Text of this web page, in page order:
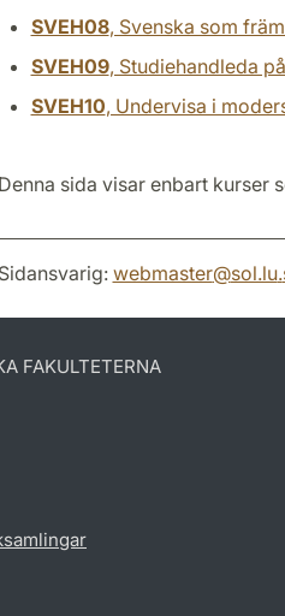
SVEH08, Svenska som
SVEH09, Studiehandleda
SVEH10, Undervisa i
Denna sida visar enbart kurser
Sidansvarig: webmaster@sol.lu.
FAKULTETERNA